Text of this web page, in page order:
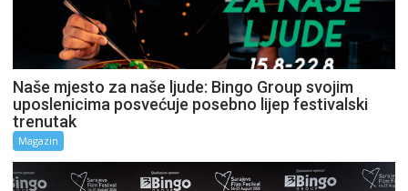
Naše mjesto za naše ljude: Bingo Group svojim
uposlenicima posvećuje posebno lijep festivalski
trenutak
Magazin